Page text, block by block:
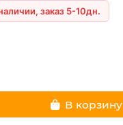
заказ 5-10дн.
В корзину